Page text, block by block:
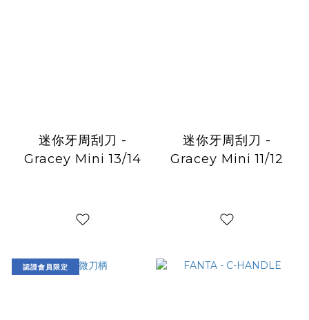
迷你牙周刮刀 -
Gracey Mini 13/14
迷你牙周刮刀 -
Gracey Mini 11/12
認證會員限定